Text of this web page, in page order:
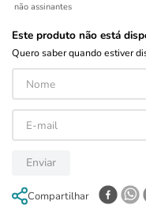
não assinantes
Este produto não está
Quero saber quando estiver
Enviar
Compartilhar